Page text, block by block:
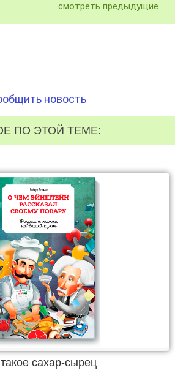
смотреть предыдущие
новость
ПО ЭТОЙ ТЕМЕ:
сахар-сырец